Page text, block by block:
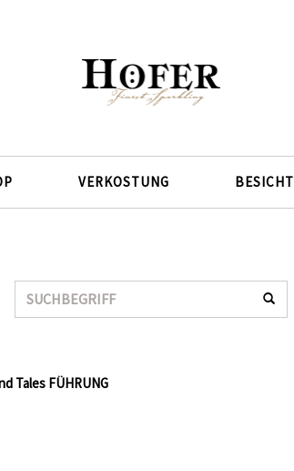
VERKOSTUNG
Tales FÜHRUNG